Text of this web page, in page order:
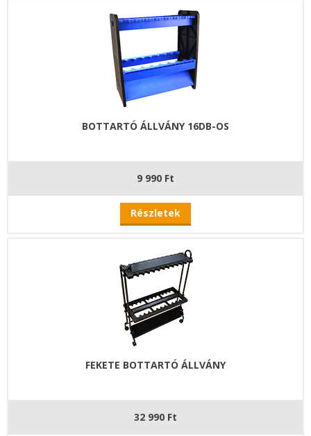
BOTTARTÓ ÁLLVÁNY 16DB-OS
9 990 Ft
Részletek
FEKETE BOTTARTÓ ÁLLVÁNY
32 990 Ft